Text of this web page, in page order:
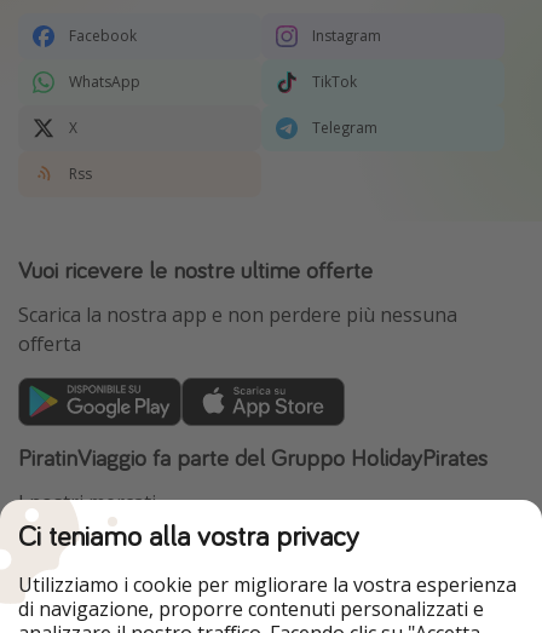
Facebook Instagram
WhatsApp TikTok
X Telegram
Rss
Vuoi ricevere le nostre ultime offerte
Scarica la nostra app e non perdere più nessuna
offerta
PiratinViaggio fa parte del Gruppo HolidayPirates
I nostri mercati
HolidayPirates
VakantiePiraten
WakacyjniPiraci
Ferienpiraten
Urlaubspiraten
Urlaubspiraten
ViajerosPiratas
Ci teniamo alla vostra privacy
Utilizziamo i cookie per migliorare la vostra esperienza
di navigazione, proporre contenuti personalizzati e